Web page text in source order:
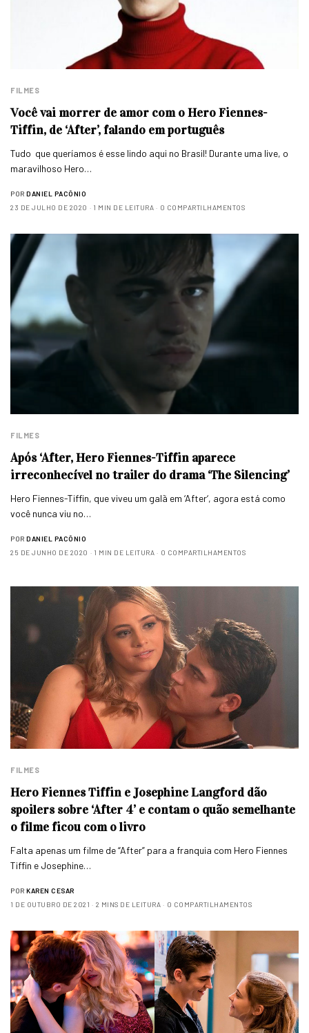
FILMES
Você vai morrer de amor com o Hero Fiennes-
Tiffin, de ‘After’, falando em português
Tudo que queríamos é esse lindo aqui no Brasil! Durante uma live, o
maravilhoso Hero…
POR DANIEL PACÔNIO
23 DE JULHO DE 2020
1 MIN DE LEITURA 0 COMPARTILHAMENTOS
FILMES
Após ‘After, Hero Fiennes-Tiffin aparece
irreconhecível no trailer do drama ‘The Silencing’
Hero Fiennes-Tiffin, que viveu um galã em ‘After‘, agora está como
você nunca viu no…
POR DANIEL PACÔNIO
25 DE JUNHO DE 2020
1 MIN DE LEITURA 0 COMPARTILHAMENTOS
FILMES
Hero Fiennes Tiffin e Josephine Langford dão
spoilers sobre ‘After 4’ e contam o quão semelhante
o filme ficou com o livro
Falta apenas um filme de “After” para a franquia com Hero Fiennes
Tiffin e Josephine…
POR KAREN CESAR
1 DE OUTUBRO DE 2021
2 MINS DE LEITURA 0 COMPARTILHAMENTOS